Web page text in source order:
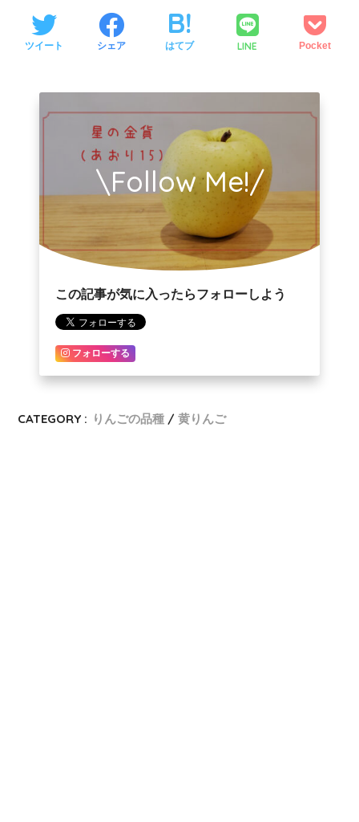
ツイート シェア はてブ LINE Pocket
\Follow Me!/
この記事が気に入ったらフォローしよう
フォローする
CATEGORY : りんごの品種 黄りんご